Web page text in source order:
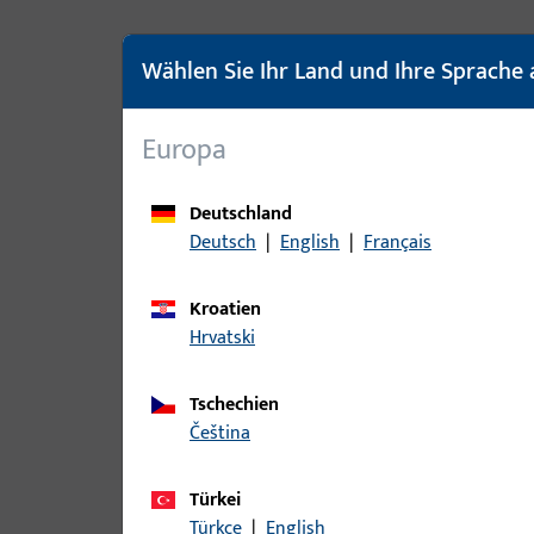
VARIANTEN
UNI-JET M und UNI-JET S
Entdecken Sie unsere hochwertigen
Beschlagprogramm.
UNI-JET M6/12
M = Milled (gefräst)
Wählen Sie Ihr Land und Ihre Sprache
Europa
Deutschland
Deutsch | English | Français
Kroatien
Hrvatski
Tschechien
čeština
Türkei